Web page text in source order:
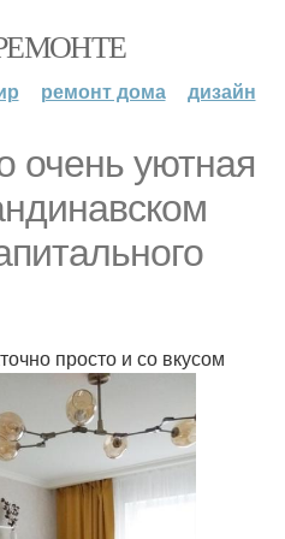
ремонт дома дизайн
очень уютная
просто и со вкусом